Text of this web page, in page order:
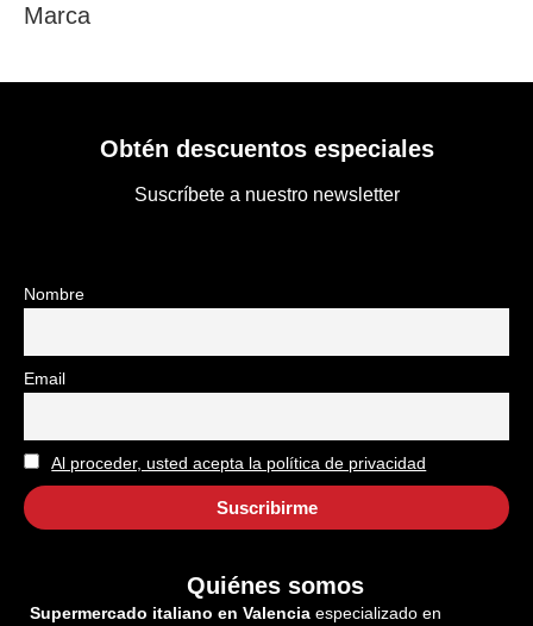
Marca
Obtén descuentos especiales
Suscríbete a nuestro newsletter
Nombre
Email
Al proceder, usted acepta la política de privacidad
Quiénes somos
Supermercado italiano en Valencia especializado en